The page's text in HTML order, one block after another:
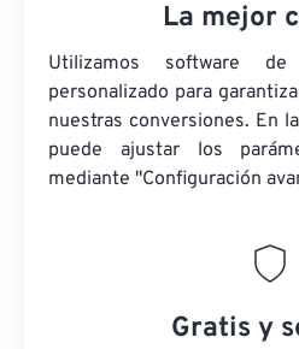
La mejor
Utilizamos software
personalizado para
nuestras conversiones. En
puede ajustar los
mediante "Configuración
Gratis y